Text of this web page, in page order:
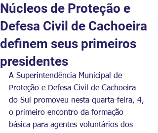
Núcleos de Proteção e
Defesa Civil de Cachoeira
definem seus primeiros
presidentes
A Superintendência Municipal de
Proteção e Defesa Civil de Cachoeira
do Sul promoveu nesta quarta-feira, 4,
o primeiro encontro da formação
básica para agentes voluntários dos